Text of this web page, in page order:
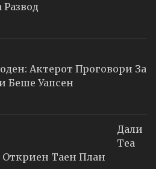
Актерот Проговори За
Беше Уапсен
Дали
Теа
Таен План